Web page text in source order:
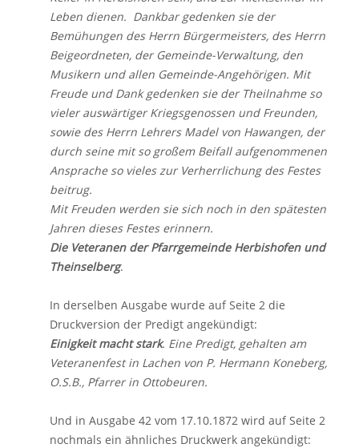
Leben dienen. Dankbar gedenken sie der
Bemühungen des Herrn Bürgermeisters, des Herrn
Beigeordneten, der Gemeinde-Verwaltung, den
Musikern und allen Gemeinde-Angehörigen. Mit
Freude und Dank gedenken sie der Theilnahme so
vieler auswärtiger Kriegsgenossen und Freunden,
sowie des Herrn Lehrers Madel von Hawangen, der
durch seine mit so großem Beifall aufgenommenen
Ansprache so vieles zur Verherrlichung des Festes
beitrug.
Mit Freuden werden sie sich noch in den spätesten
Jahren dieses Festes erinnern.
Die Veteranen der Pfarrgemeinde Herbishofen und
Theinselberg.
In derselben Ausgabe wurde auf Seite 2 die
Druckversion der Predigt angekündigt:
Einigkeit macht stark. Eine Predigt, gehalten am
Veteranenfest in Lachen von P. Hermann Koneberg,
O.S.B., Pfarrer in Ottobeuren.
Und in Ausgabe 42 vom 17.10.1872 wird auf Seite 2
nochmals ein ähnliches Druckwerk angekündigt: